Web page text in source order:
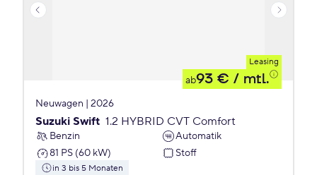
Leasing
ab93 € / mtl.
Neuwagen | 2026
Suzuki Swift 1.2 HYBRID CVT Comfort
Benzin
Automatik
81 PS (60 kW)
Stoff
in 3 bis 5 Monaten